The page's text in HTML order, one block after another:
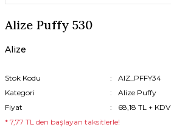
Alize Puffy 530
Alize
Stok Kodu
AlZ_PFFY34
Kategori
Alize Puffy
Fiyat
68,18 TL + KDV
* 7,77 TL den başlayan taksitlerle!